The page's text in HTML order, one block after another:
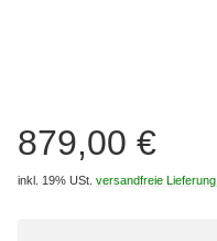
879,00 €
inkl. 19% USt. versandfreie Lieferung